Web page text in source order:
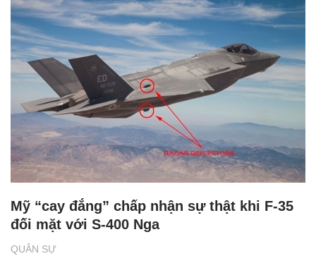
QUÂN SỰ
Mỹ “cay đắng” chấp nhận sự thật khi F-35
đối mặt với S-400 Nga